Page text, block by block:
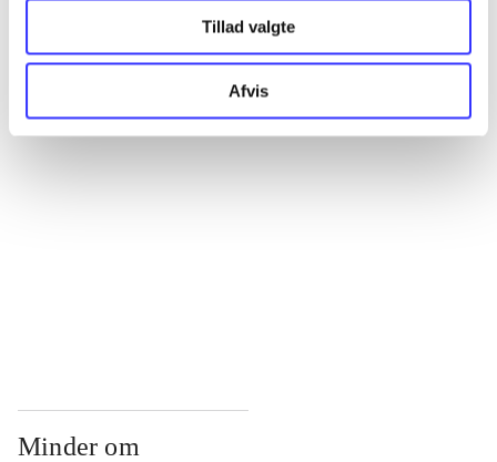
Tillad valgte
Afvis
...
...
Minder om